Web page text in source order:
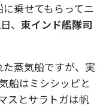
乗せてもらってニ
、 東インド艦隊司
蒸気船ですが、実
船はミシシッピと
スとサラトガは帆